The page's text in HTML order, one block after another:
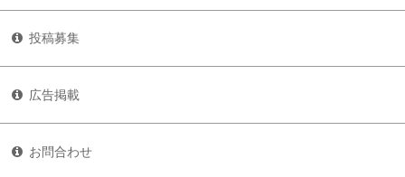
投稿募集
広告掲載
お問合わせ